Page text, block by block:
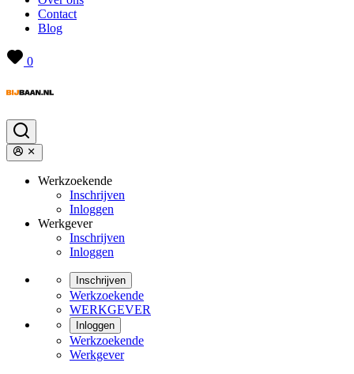
Contact
Blog
0
Werkzoekende
Inschrijven
Inloggen
Werkgever
Inschrijven
Inloggen
Inschrijven
Werkzoekende
WERKGEVER
Inloggen
Werkzoekende
Werkgever